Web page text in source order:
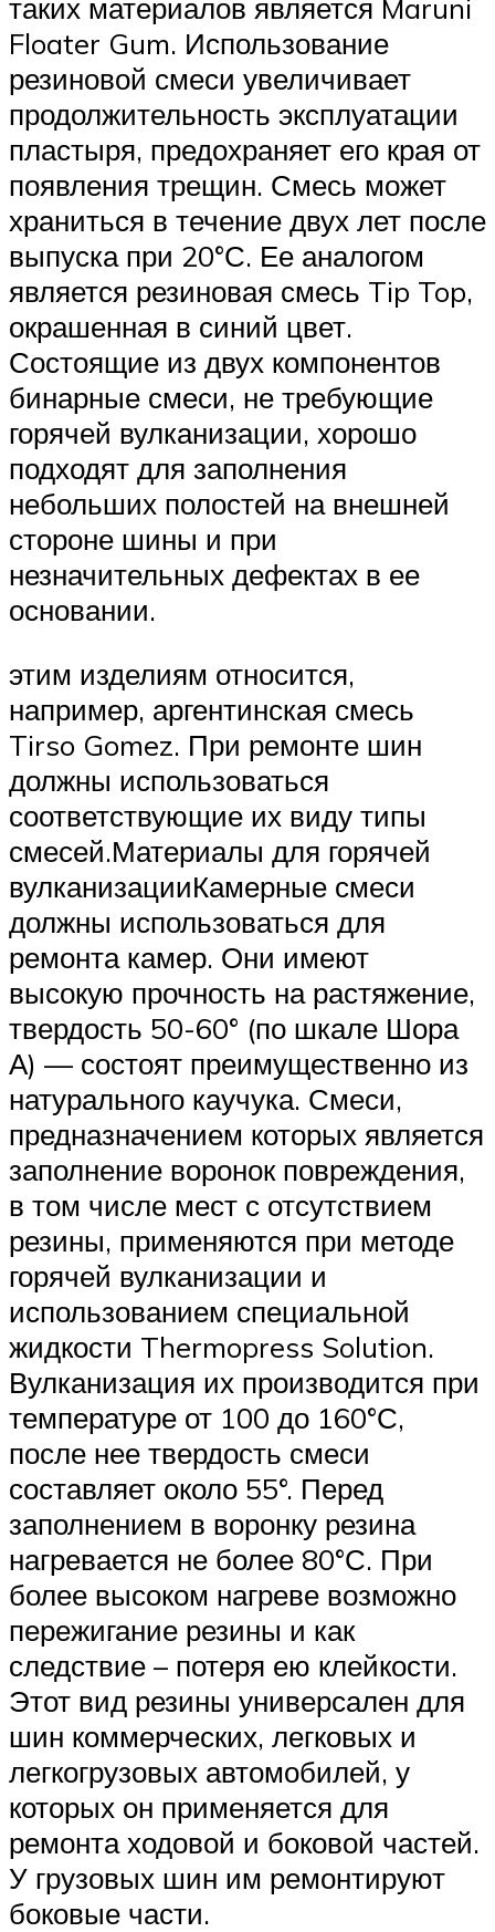
таких материалов является Maruni
Floater Gum. Использование
резиновой смеси увеличивает
продолжительность эксплуатации
пластыря, предохраняет его края от
появления трещин. Смесь может
храниться в течение двух лет после
выпуска при 20°С. Ее аналогом
является резиновая смесь Tip Top,
окрашенная в синий цвет.
Состоящие из двух компонентов
бинарные смеси, не требующие
горячей вулканизации, хорошо
подходят для заполнения
небольших полостей на внешней
стороне шины и при
незначительных дефектах в ее
основании.
этим изделиям относится,
например, аргентинская смесь
Tirso Gomez. При ремонте шин
должны использоваться
соответствующие их виду типы
смесей.Материалы для горячей
вулканизацииКамерные смеси
должны использоваться для
ремонта камер. Они имеют
высокую прочность на растяжение,
твердость 50-60° (по шкале Шора
А) — состоят преимущественно из
натурального каучука. Смеси,
предназначением которых является
заполнение воронок повреждения,
в том числе мест с отсутствием
резины, применяются при методе
горячей вулканизации и
использованием специальной
жидкости Thermopress Solution.
Вулканизация их производится при
температуре от 100 до 160°С,
после нее твердость смеси
составляет около 55°. Перед
заполнением в воронку резина
нагревается не более 80°С. При
более высоком нагреве возможно
пережигание резины и как
следствие – потеря ею клейкости.
Этот вид резины универсален для
шин коммерческих, легковых и
легкогрузовых автомобилей, у
которых он применяется для
ремонта ходовой и боковой частей.
У грузовых шин им ремонтируют
боковые части.